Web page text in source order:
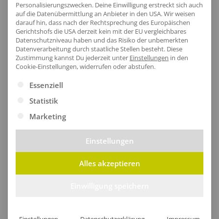
Die dreiteilige, verstellbare Kapuze bietet optimalen
Schutz vor Wind und Zugluft.
Personalisierungszwecken. Deine Einwilligung erstreckt sich auch
auf die Datenübermittlung an Anbieter in den USA. Wir weisen
darauf hin, dass nach der Rechtsprechung des Europäischen
Gerichtshofs die USA derzeit kein mit der EU vergleichbares
Datenschutzniveau haben und das Risiko der unbemerkten
Datenverarbeitung durch staatliche Stellen besteht. Diese
Zustimmung kannst Du jederzeit unter Einstellungen in den
Cookie-Einstellungen, widerrufen oder abstufen.
Es folgt eine Liste der Service-Gruppen, für die eine
Essenziell
Statistik
Marketing
Einstellungen
Alles akzeptieren